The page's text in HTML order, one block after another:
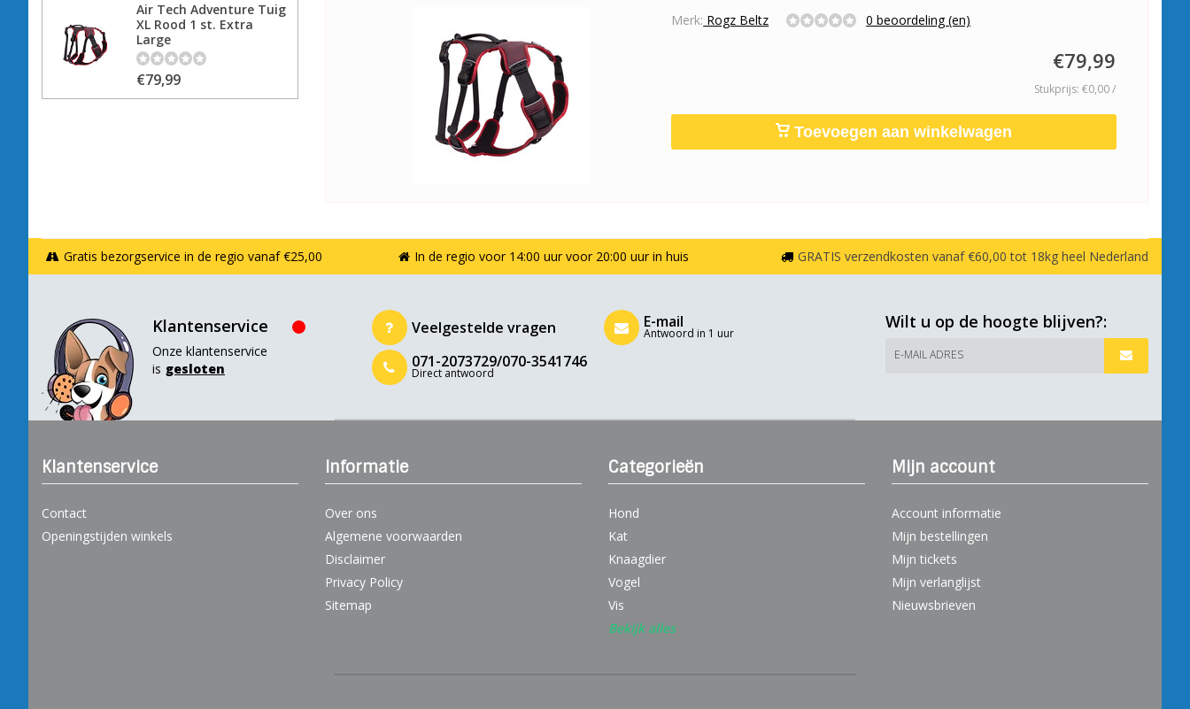
Air Tech Adventure Tuig
XL Rood 1 st. Extra
Large
€79,99
Merk: Rogz Beltz 0 beoordeling (en)
€79,99
Stukprijs: €0,00 /
Toevoegen aan winkelwagen
Gratis bezorgservice in de regio vanaf €25,00 In de regio voor 14:00 uur voor 20:00 uur in huis GRATIS verzendkosten vanaf €60,00 tot 18kg heel Nederland
Klantenservice
Onze klantenservice
is gesloten
Veelgestelde vragen
071-2073729/070-3541746
Direct antwoord
E-mail
Antwoord in 1 uur
Wilt u op de hoogte blijven?:
E-MAIL ADRES
Klantenservice
Contact
Openingstijden winkels
Informatie
Over ons
Algemene voorwaarden
Disclaimer
Privacy Policy
Sitemap
Categorieën
Hond
Kat
Knaagdier
Vogel
Vis
Bekijk alles
Mijn account
Account informatie
Mijn bestellingen
Mijn tickets
Mijn verlanglijst
Nieuwsbrieven